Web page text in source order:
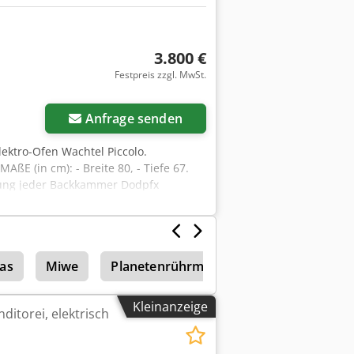
3.800 €
Festpreis zzgl. MwSt.
Anfrage senden
Ofen Wachtel Piccolo.
(in cm): - Breite 80, - Tiefe 67.
jeder Backkammer Dodpfx
besichtigungsbereit. Verfügbare
Der angegebene Preis ist
UND UKRAINISCH.
Miwe Planetenrührmaschinen
Kleinanzeige
elektrisch